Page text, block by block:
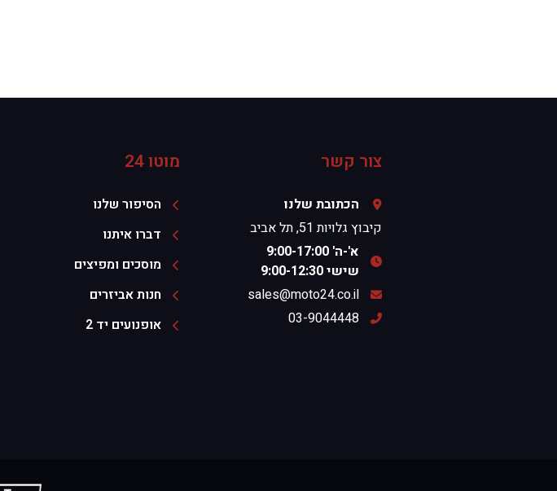
צור קשר
הכתובת שלנו
קיבוץ גלויות 51, תל אביב
א'-ה' 9:00-17:00
שישי 9:00-12:30
sales@moto24.co.il
03-9044448
מוטו 24
הסיפור שלנו
דברו איתנו
מוסכים ומפיצים
חנות אביזרים
אופנועים יד 2